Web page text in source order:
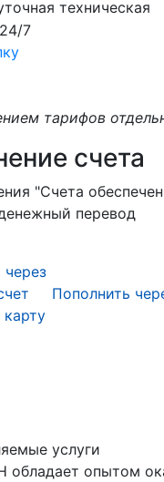
техническая
7
тарифов
счета
"Счета
перевод
через
Пополнить
услуги
опытом